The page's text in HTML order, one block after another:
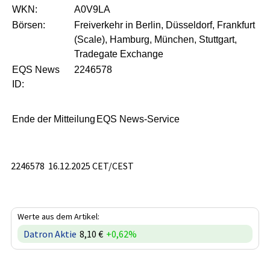
WKN:
A0V9LA
Börsen:
Freiverkehr in Berlin, Düsseldorf, Frankfurt
(Scale), Hamburg, München, Stuttgart,
Tradegate Exchange
EQS News
ID:
2246578
Ende der Mitteilung EQS News-Service
2246578 16.12.2025 CET/CEST
Werte aus dem Artikel:
Datron Aktie 8,10 € +0,62%